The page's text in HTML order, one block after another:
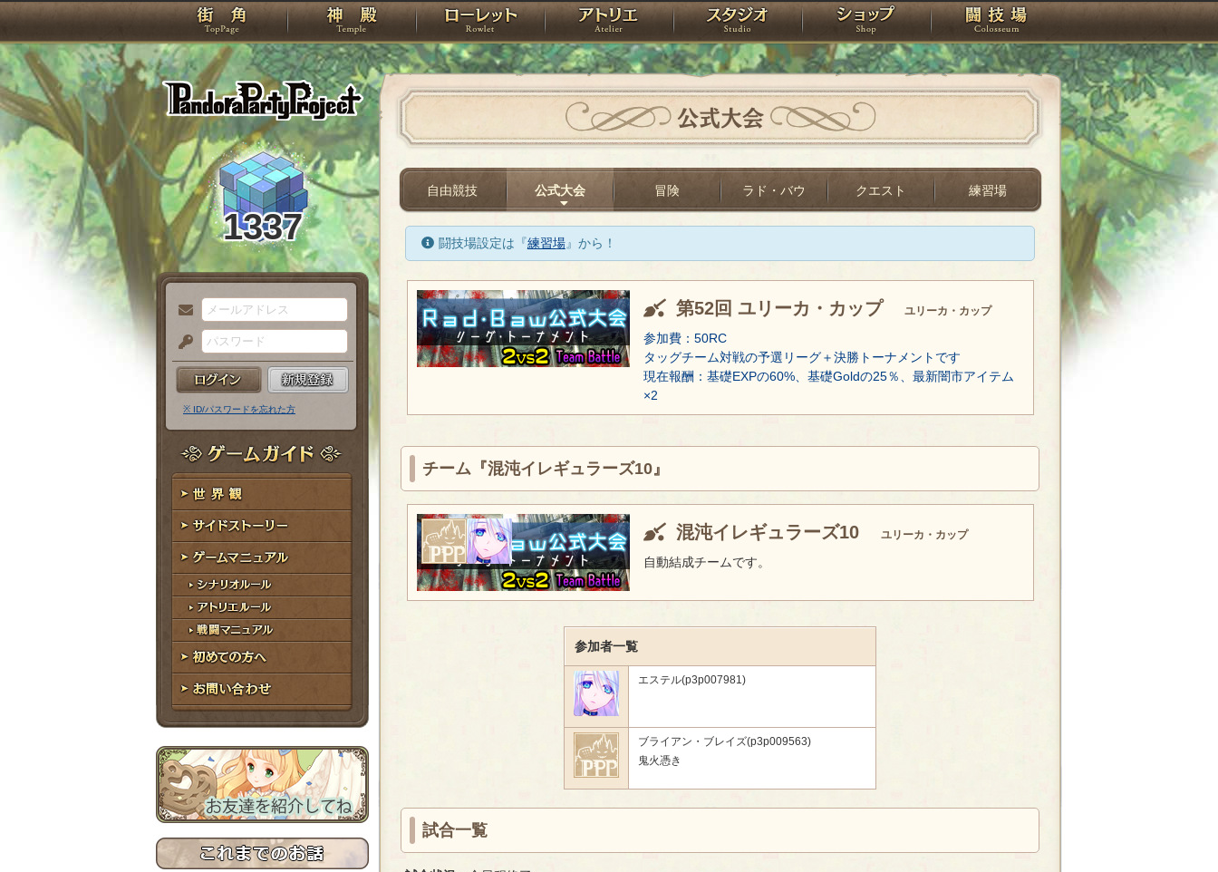
PandoraPartyProject
TOP 神殿 ローレット アトリエ スタジオ ショップ 闘技場
1337
メ
ー
ル
ア
ド
レ
ス
パ
ス
ー
ド
※ ID/パスワードを忘れた方
ゲームガイド
世界観
サイドストーリー
ゲームマニュアル
シナリオルール
アトリエルール
戦闘マニュアル
初めての方へ
お問い合わせ
公式大会
自由競技 公式大会 冒険 ラド・バウ クエスト 練習場
闘技場設定は『練習場』から！
第52回 ユリーカ・カップ ユリーカ・カップ
参加費：50RC
タッグチーム対戦の予選リーグ＋決勝トーナメントです
現在報酬：基礎EXPの60%、基礎Goldの25％、最新闇市アイテム
×2
チーム『混沌イレギュラーズ10』
混沌イレギュラーズ10 ユリーカ・カップ
自動結成チームです。
参加者一覧
エステル(p3p007981)
ブライアン・ブレイズ(p3p009563)
鬼火憑き
試合一覧